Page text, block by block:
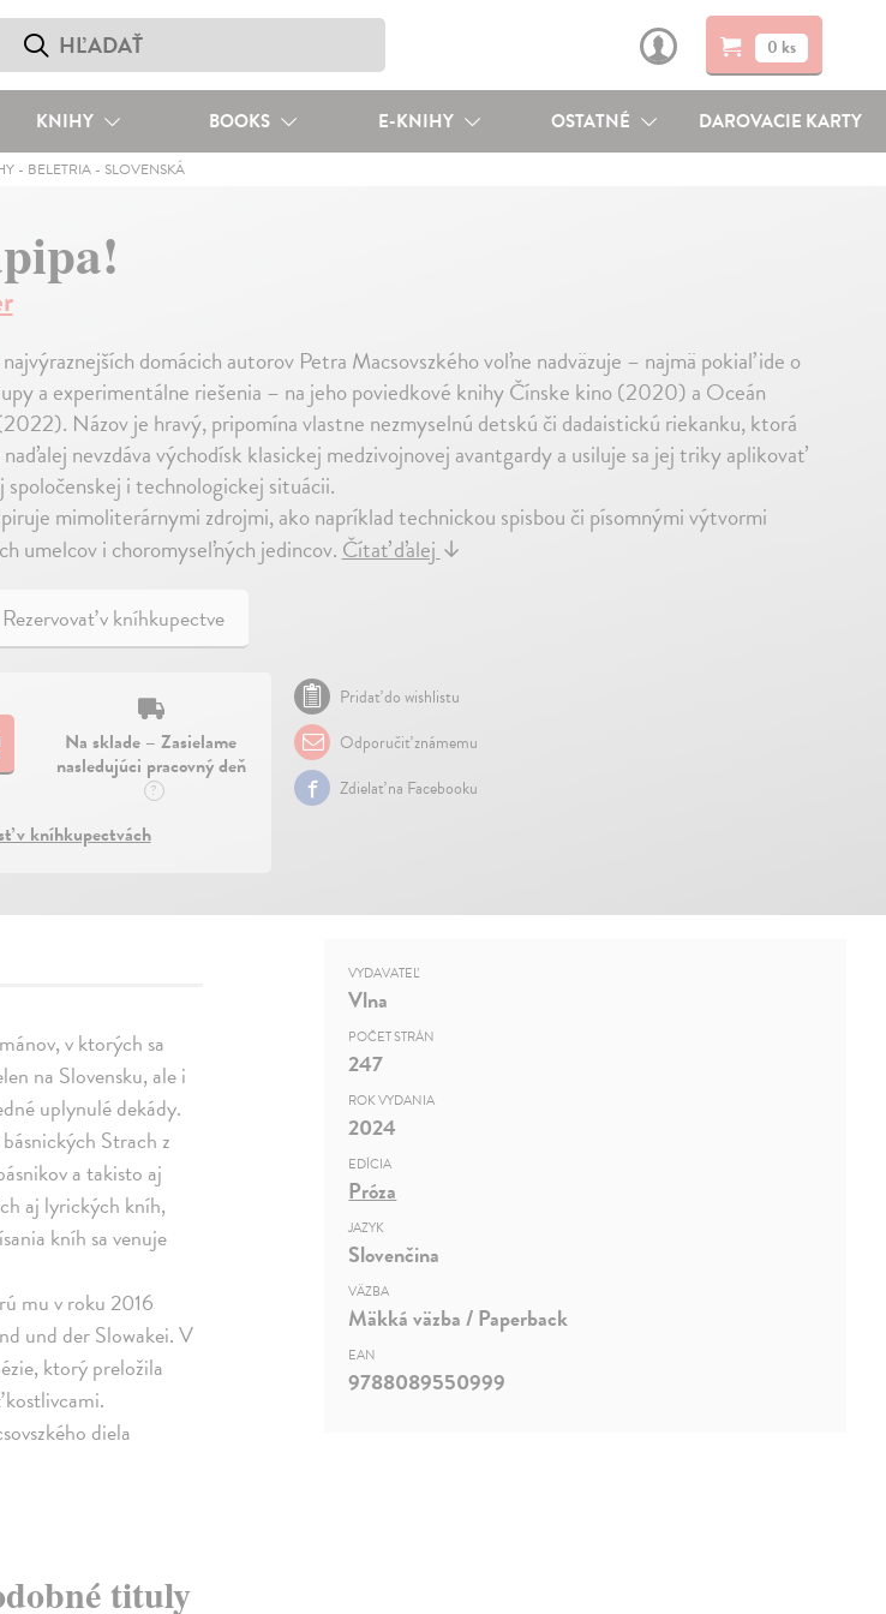
0 ks
KNIHY BOOKS E-KNIHY OSTATNÉ DAROVACIE KARTY
- BELETRIA - SLOVENSKÁ
domácich autorov Petra Macsovszkého voľne nadväzuje – najmä pokiaľ ide o
a experimentálne riešenia – na jeho poviedkové knihy Čínske kino (2020) a Oceán
Názov je hravý, pripomína vlastne nezmyselnú detskú či dadaistickú riekanku, ktorá
naďalej nevzdáva východísk klasickej medzivojnovej avantgardy a usiluje sa jej triky aplikovať
spoločenskej i technologickej situácii.
mimoliterárnymi zdrojmi, ako napríklad technickou spisbou či písomnými výtvormi
umelcov i choromyseľných jedincov.Čítať ďalej↓
Rezervovať v kníhkupectve
Na sklade – Zasielame
nasledujúci pracovný deň
?
v kníhkupectvách
Pridať do wishlistu
Odporučiť známemu
Zdielať na Facebooku
v ktorých sa
na Slovensku, ale i
uplynulé dekády.
Strach z
a takisto aj
aj lyrických kníh,
kníh sa venuje
mu v roku 2016
und der Slowakei. V
ktorý preložila
diela
VYDAVATEĽ
Vlna
POČET STRÁN
247
ROK VYDANIA
2024
EDÍCIA
Próza
JAZYK
Slovenčina
VÄZBA
Mäkká väzba / Paperback
EAN
9788089550999
tituly